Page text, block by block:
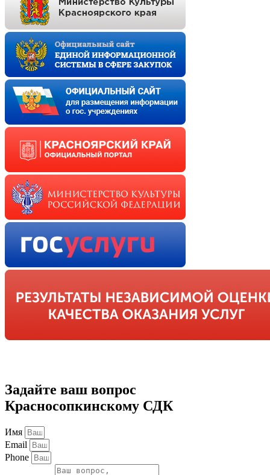
Задайте ваш вопрос
Красносопкинскому СДК
Имя
Email
Phone